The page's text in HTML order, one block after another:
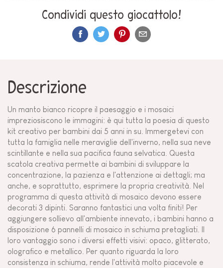
Condividi questo giocattolo!
Descrizione
Un manto bianco ricopre il paesaggio e i mosaici
impreziosiscono le immagini: è qui tutta la poesia di questo
kit creativo per bambini dai 5 anni in su. Immergetevi con
tutta la famiglia nelle meraviglie dell'inverno, nella sua neve
scintillante e nella sua pacifica fauna selvatica. Questa
scatola creativa permette ai bambini di sviluppare la
concentrazione, la pazienza e l'attenzione ai dettagli; ma
anche, e soprattutto, esprimere la propria creatività. Nel
programma di questa attività di mosaico devono essere
decorati 3 dipinti. Saranno fantastici una volta finiti! Per
aggiungere sollievo all'ambiente innevato, i bambini hanno a
disposizione 6 pannelli di mosaico in schiuma pretagliati. Il
loro vantaggio sono i diversi effetti visivi: opaco, glitterato,
olografico e metallico. Per quanto riguarda la loro
consistenza in schiuma, rende l'attività molto piacevole e